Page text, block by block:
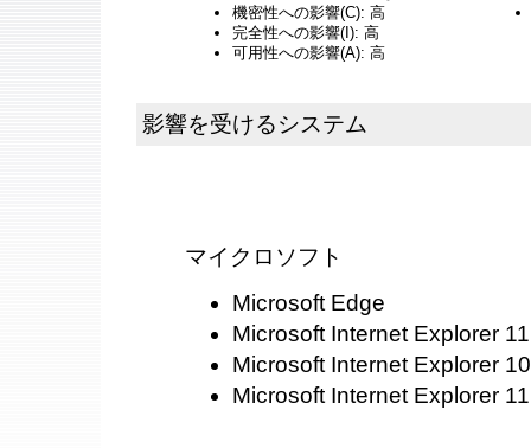
機密性への影響(C): 高
完全性への影響(I): 高
可用性への影響(A): 高
影響を受けるシステム
マイクロソフト
Microsoft Edge
Microsoft Internet Explorer 11
Microsoft Internet Explorer 10
Microsoft Internet Explorer